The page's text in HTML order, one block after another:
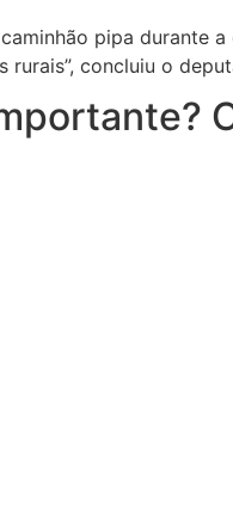
pipa durante
rurais”, concluiu o